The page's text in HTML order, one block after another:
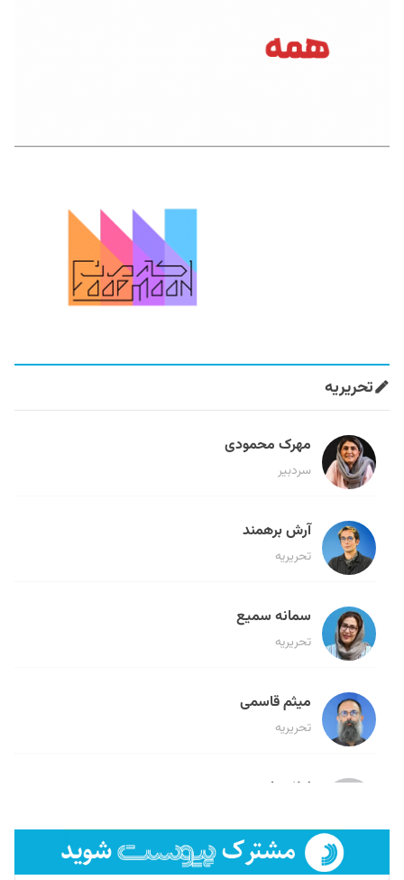
تحریریه
مهرک محمودی
سردبیر
آرش برهمند
تحریریه
سمانه سمیع
تحریریه
میثم قاسمی
تحریریه
لیلا حنارود
فائزه فتحی رستمی